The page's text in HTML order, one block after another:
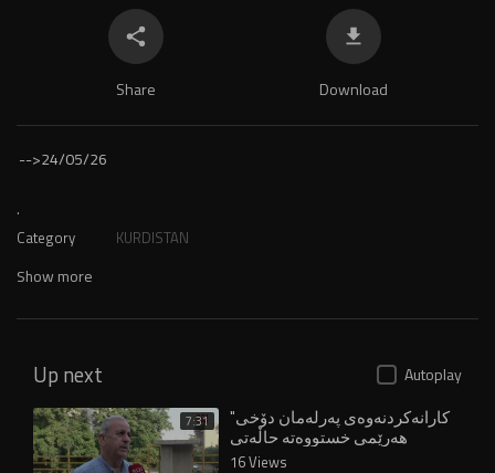
Share Download
-->24/05/26
.
Category KURDISTAN
Show more
Up next Autoplay
7:31 "کارانەکردنەوەی پەرلەمان دۆخی
هەرێمی خستووەتە حاڵەتی
16 Views